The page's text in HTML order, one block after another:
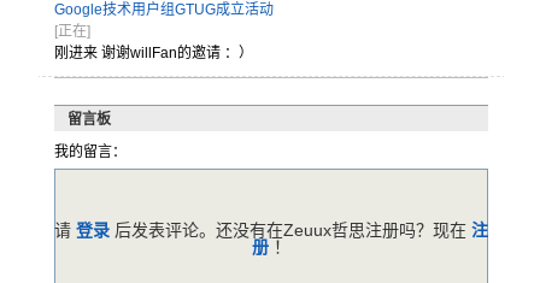
Google技术用户组GTUG成立活动
[正在]
刚进来 谢谢willFan的邀请 ：）
留言板
我的留言：
请 登录 后发表评论。还没有在Zeuux哲思注册吗？现在 注
册 ！